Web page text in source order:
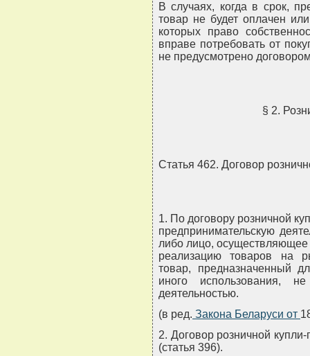
В случаях, когда в срок,
товар не будет оплачен
которых право
вправе потребовать от
не предусмотрено
§ 2.
Статья 462. Договор
1. По договору розничной
предпринимательскую
либо лицо, осуществляющее
реализацию товаров на
товар, предназначенный
иного использования,
деятельностью.
(в ред. Закона Беларуси от
2. Договор розничной
(статья 396).